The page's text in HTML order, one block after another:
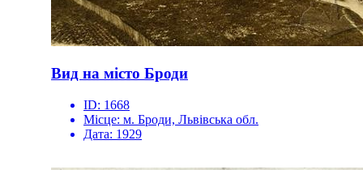
Вид на місто Броди
ID: 1668
Місце: м. Броди, Львівська обл.
Дата: 1929